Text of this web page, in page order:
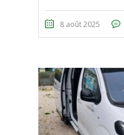
8 août 2025